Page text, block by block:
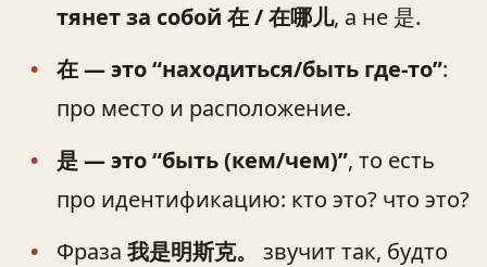
тянет за собой 在 / 在哪儿, а не 是.
在 — это “находиться/быть где-то”:
про место и расположение.
是 — это “быть (кем/чем)”, то есть
про идентификацию: кто это? что это?
Фраза 我是明斯克。
звучит так, будто